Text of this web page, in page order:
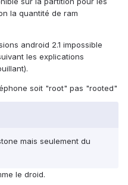
la quantité de ram
android 2.1 impossible
les explications
soit "root" pas "rooted"
mais seulement du
le droid.